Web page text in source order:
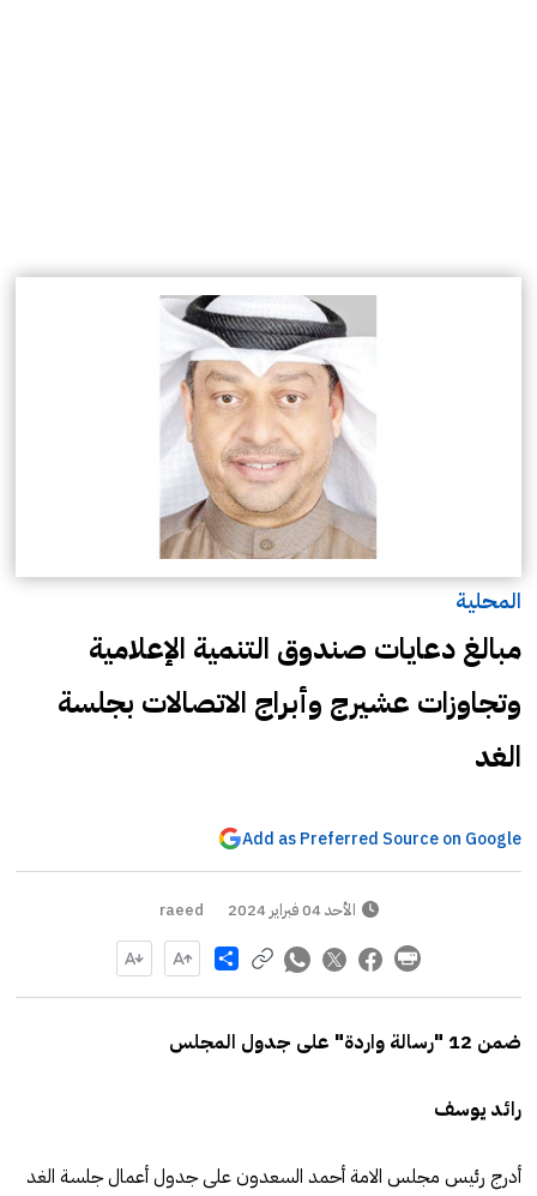
المحلية
مبالغ دعايات صندوق التنمية الإعلامية
وتجاوزات عشيرج وأبراج الاتصالات بجلسة
الغد
Add as Preferred Source on Google
الأحد 04 فبراير 2024 raeed
Share
ضمن 12 "رسالة واردة" على جدول المجلس
رائد يوسف
أدرج رئيس مجلس الامة أحمد السعدون على جدول أعمال جلسة الغد